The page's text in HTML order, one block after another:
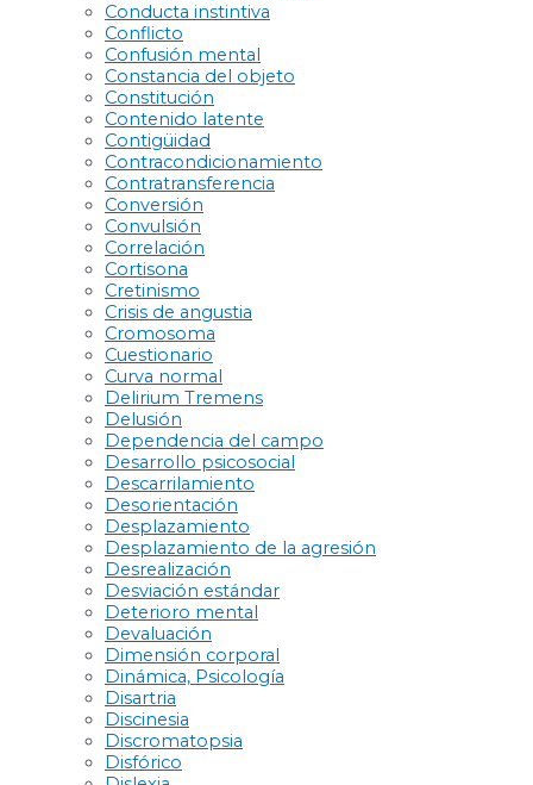
Conducta instintiva
Conflicto
Confusión mental
Constancia del objeto
Constitución
Contenido latente
Contigüidad
Contracondicionamiento
Contratransferencia
Conversión
Convulsión
Correlación
Cortisona
Cretinismo
Crisis de angustia
Cromosoma
Cuestionario
Curva normal
Delirium Tremens
Delusión
Dependencia del campo
Desarrollo psicosocial
Descarrilamiento
Desorientación
Desplazamiento
Desplazamiento de la agresión
Desrealización
Desviación estándar
Deterioro mental
Devaluación
Dimensión corporal
Dinámica, Psicología
Disartria
Discinesia
Discromatopsia
Disfórico